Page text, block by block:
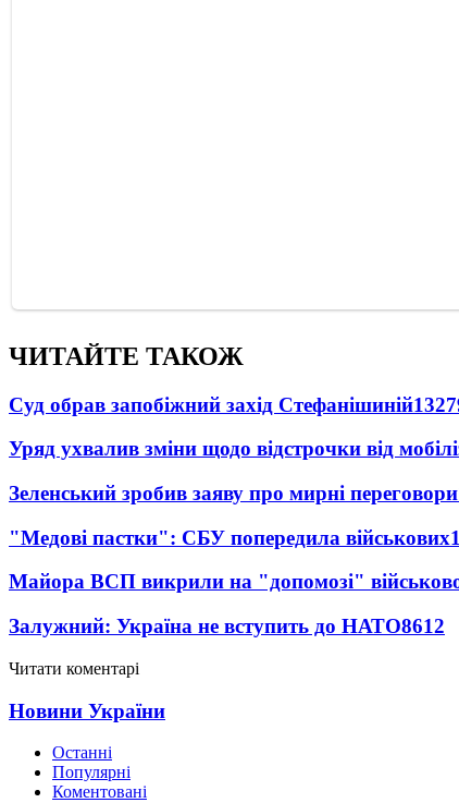
ЧИТАЙТЕ ТАКОЖ
Суд обрав запобіжний захід Стефанішиній
Уряд ухвалив зміни щодо відстрочки від
Зеленський зробив заяву про мирні переговори
"Медові пастки": СБУ попередила військових
Майора ВСП викрили на "допомозі"
Залужний: Україна не вступить до НАТО8612
Читати коментарі
Новини України
Останні
Популярні
Коментовані